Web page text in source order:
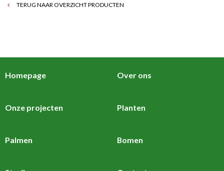
TERUG NAAR OVERZICHT PRODUCTEN
Homepage Over ons
Onze projecten Planten
Palmen Bomen